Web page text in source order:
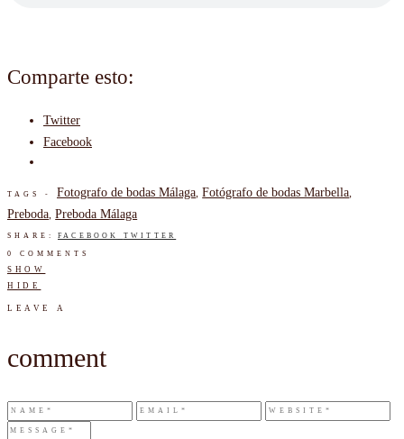
Comparte esto:
Twitter
Facebook
TAGS - Fotografo de bodas Málaga,Fotógrafo de bodas Marbella,
Preboda,Preboda Málaga
SHARE: FACEBOOK TWITTER
0 COMMENTS
SHOW
HIDE
LEAVE A
comment